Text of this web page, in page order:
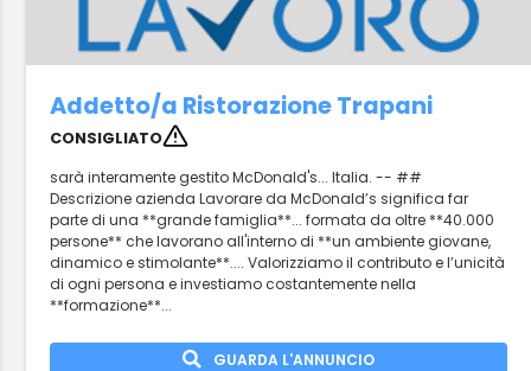
Addetto/a Ristorazione Trapani
CONSIGLIATO
sarà interamente gestito McDonald's... Italia. -- ##
Descrizione azienda Lavorare da McDonald’s significa far
parte di una **grande famiglia**... formata da oltre **40.000
persone** che lavorano all'interno di **un ambiente giovane,
dinamico e stimolante**.... Valorizziamo il contributo e l’unicità
di ogni persona e investiamo costantemente nella
**formazione**...
GUARDA L'ANNUNCIO